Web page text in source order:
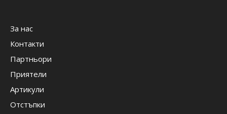
За нас
Контакти
Партньори
Приятели
Артикули
Отстъпки